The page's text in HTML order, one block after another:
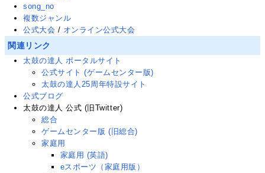
song_no
複数ジャンル
公式大会 / オンライン公式大会
関連リンク
太鼓の達人 ポータルサイト
公式サイト (ゲームセンター版)
太鼓の達人25周年特設サイト
公式ブログ
太鼓の達人 公式 (旧Twitter)
総合
ゲームセンター版 (旧総合)
家庭用
家庭用 (英語)
eスポーツ（家庭用版）